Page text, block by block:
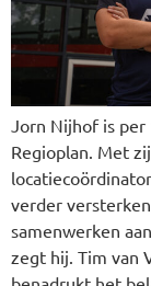
Jorn Nijhof is per
Regioplan. Met
verder
samenwerken
zegt hij. Tim van